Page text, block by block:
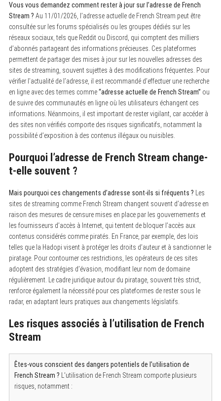
Vous vous demandez comment rester à jour sur l’adresse de French
Stream ? Au 11/01/2026, l’adresse actuelle de French Stream peut être
consultée sur les forums spécialisés ou les groupes dédiés sur les
réseaux sociaux, tels que Reddit ou Discord, qui comptent des milliers
d’abonnés partageant des informations précieuses. Ces plateformes
permettent de partager des mises à jour sur les nouvelles adresses des
sites de streaming, souvent sujettes à des modifications fréquentes. Pour
vérifier l’actualité de l’adresse, il est recommandé d’effectuer une recherche
en ligne avec des termes comme“adresse actuelle de French Stream” ou
de suivre des communautés en ligne où les utilisateurs échangent ces
informations. Néanmoins, il est important de rester vigilant, car accéder à
des sites non vérifiés comporte des risques significatifs, notamment la
possibilité d’exposition à des contenus illégaux ou nuisibles.
Pourquoi l’adresse de French Stream change-
t-elle souvent ?
Mais pourquoi ces changements d’adresse sont-ils si fréquents ? Les
sites de streaming comme French Stream changent souvent d’adresse en
raison des mesures de censure mises en place par les gouvernements et
les fournisseurs d’accès à Internet, qui tentent de bloquer l’accès aux
contenus considérés comme piratés. En France, par exemple, des lois
telles que la Hadopi visent à protéger les droits d’auteur et à sanctionner le
piratage. Pour contourner ces restrictions, les opérateurs de ces sites
adoptent des stratégies d’évasion, modifiant leur nom de domaine
régulièrement. Le cadre juridique autour du piratage, souvent très strict,
renforce également la nécessité pour ces plateformes de rester sous le
radar, en adaptant leurs pratiques aux changements législatifs.
Les risques associés à l’utilisation de French
Stream
Êtes-vous conscient des dangers potentiels de l’utilisation de
French Stream ? L’utilisation de French Stream comporte plusieurs
risques, notamment :